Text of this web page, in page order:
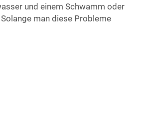
und einem Schwamm oder
man diese Probleme